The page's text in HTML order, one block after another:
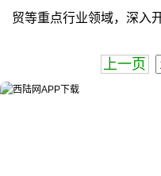
贸等重点行业领域，深入
上一页